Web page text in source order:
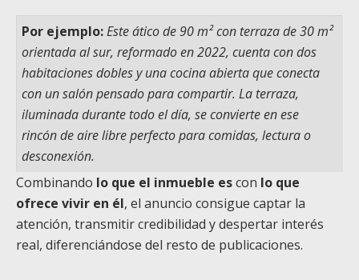
Por ejemplo:Este ático de 90 m² con terraza de 30 m²
orientada al sur, reformado en 2022, cuenta con dos
habitaciones dobles y una cocina abierta que conecta
con un salón pensado para compartir. La terraza,
iluminada durante todo el día, se convierte en ese
rincón de aire libre perfecto para comidas, lectura o
desconexión.
Combinando lo que el inmueble escon lo que
ofrece vivir en él, el anuncio consigue captar la
atención, transmitir credibilidad y despertar interés
real, diferenciándose del resto de publicaciones.